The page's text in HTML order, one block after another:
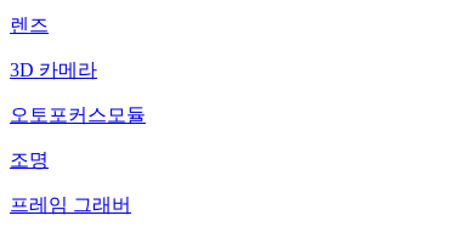
렌즈
3D 카메라
오토포커스모듈
조명
프레임 그래버